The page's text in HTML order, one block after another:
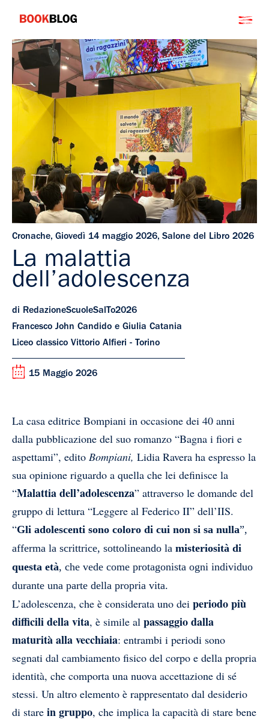
contenuto
Bookblog
Cronache, Giovedì 14 maggio 2026, Salone del Libro 2026
La malattia
dell’adolescenza
di RedazioneScuoleSalTo2026
Francesco John Candido e Giulia Catania
Liceo classico Vittorio Alfieri - Torino
15 Maggio 2026
La casa editrice Bompiani in occasione dei 40 anni
dalla pubblicazione del suo romanzo “Bagna i fiori e
aspettami”, edito Bompiani, Lidia Ravera ha espresso la
sua opinione riguardo a quella che lei definisce la
“Malattia dell’adolescenza” attraverso le domande del
gruppo di lettura “Leggere al Federico II” dell’IIS.
“Gli adolescenti sono coloro di cui non si sa nulla”,
afferma la scrittrice, sottolineando la misteriosità di
questa età, che vede come protagonista ogni individuo
durante una parte della propria vita.
L’adolescenza, che è considerata uno dei periodo più
difficili della vita, è simile al passaggio dalla
maturità alla vecchiaia: entrambi i periodi sono
segnati dal cambiamento fisico del corpo e della propria
identità, che comporta una nuova accettazione di sé
stessi. Un altro elemento è rappresentato dal desiderio
di stare in gruppo, che implica la capacità di stare bene